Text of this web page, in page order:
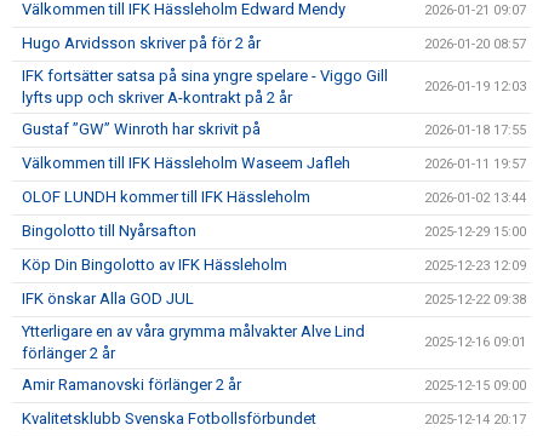
Välkommen till IFK Hässleholm Edward Mendy 2026-01-21 09:07
Hugo Arvidsson skriver på för 2 år 2026-01-20 08:57
IFK fortsätter satsa på sina yngre spelare - Viggo Gill
lyfts upp och skriver A-kontrakt på 2 år
2026-01-19 12:03
Gustaf ”GW” Winroth har skrivit på 2026-01-18 17:55
Välkommen till IFK Hässleholm Waseem Jafleh 2026-01-11 19:57
OLOF LUNDH kommer till IFK Hässleholm 2026-01-02 13:44
Bingolotto till Nyårsafton 2025-12-29 15:00
Köp Din Bingolotto av IFK Hässleholm 2025-12-23 12:09
IFK önskar Alla GOD JUL 2025-12-22 09:38
Ytterligare en av våra grymma målvakter Alve Lind
förlänger 2 år
2025-12-16 09:01
Amir Ramanovski förlänger 2 år 2025-12-15 09:00
Kvalitetsklubb Svenska Fotbollsförbundet 2025-12-14 20:17